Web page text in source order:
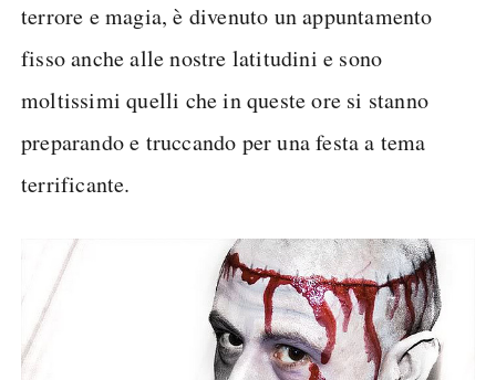
terrore e magia, è divenuto un appuntamento
fisso anche alle nostre latitudini e sono
moltissimi quelli che in queste ore si stanno
preparando e truccando per una festa a tema
terrificante.